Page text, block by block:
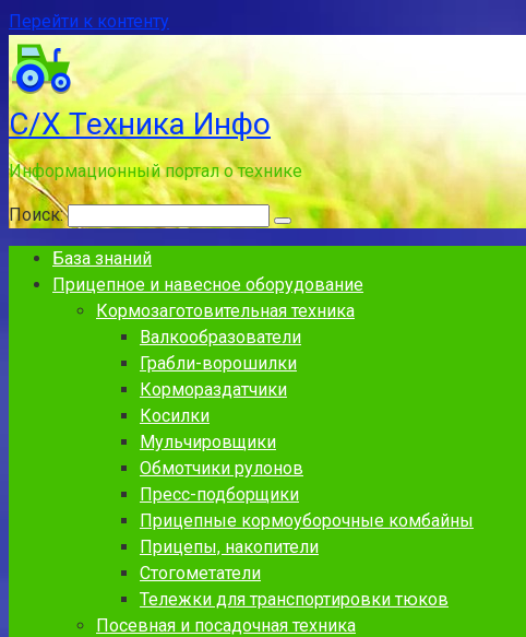
Перейти к контенту
С/Х Техника Инфо
Информационный портал о технике
Поиск:
База знаний
Прицепное и навесное оборудование
Кормозаготовительная техника
Валкообразователи
Грабли-ворошилки
Кормораздатчики
Косилки
Мульчировщики
Обмотчики рулонов
Пресс-подборщики
Прицепные кормоуборочные комбайны
Прицепы, накопители
Стогометатели
Тележки для транспортировки тюков
Посевная и посадочная техника